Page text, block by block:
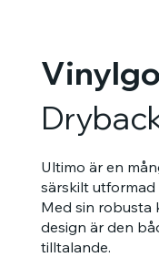
Ultimo är en
särskilt utformad
Med sin robusta
design är den
tilltalande.